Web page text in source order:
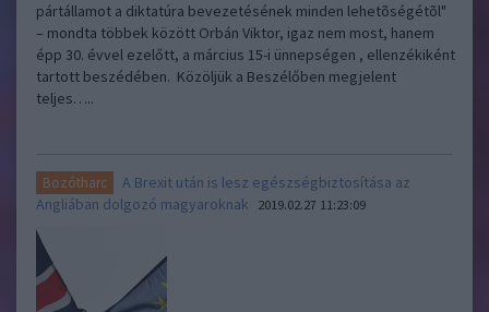
pártállamot a diktatúra bevezetésének minden lehetõségétõl"
– mondta többek között Orbán Viktor, igaz nem most, hanem
épp 30. évvel ezelőtt, a március 15-i ünnepségen , ellenzékiként
tartott beszédében. Közöljük a Beszélőben megjelent
teljes…..
Bozótharc
A Brexit után is lesz egészségbiztosítása az
Angliában dolgozó magyaroknak
2019.02.27 11:23:09